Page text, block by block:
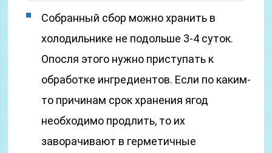
Собранный сбор можно хранить в
холодильнике не подольше 3-4 суток.
Опосля этого нужно приступать к
обработке ингредиентов. Если по каким-
то причинам срок хранения ягод
необходимо продлить, то их
заворачивают в герметичные